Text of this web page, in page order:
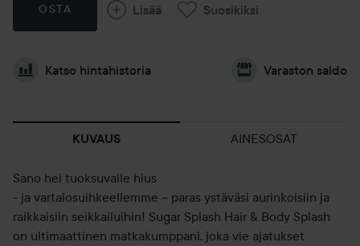
OSTA Lisää Suosikiksi
Katso hintahistoria Varaston saldo
KUVAUS AINESOSAT
Sano hei tuoksuvalle hius
- ja vartalosuihkeellemme – paras ystäväsi aurinkoisiin ja
raikkaisiin seikkailuihin! Sugar Splash Hair & Body Splash
on ultimaattinen matkakumppani, joka vie ajatukset